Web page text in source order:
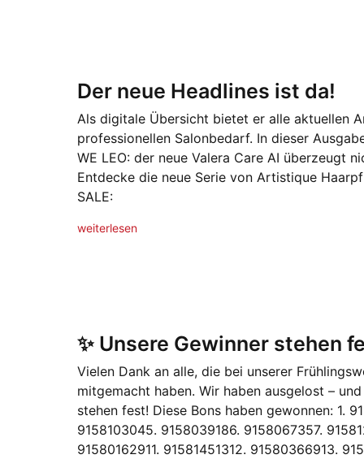
Der neue Headlines ist da!
Als digitale Übersicht bietet er alle aktuellen
professionellen Salonbedarf. In dieser
WE LEO: der neue Valera Care AI überzeugt
Entdecke die neue Serie von Artistique
SALE:
weiterlesen
✨ Unsere Gewinner stehen
Vielen Dank an alle, die bei unserer
mitgemacht haben. Wir haben ausgelost –
stehen fest! Diese Bons haben gewonnen: 1.
9158103045. 9158039186. 9158067357.
91580162911. 91581451312. 91580366913.